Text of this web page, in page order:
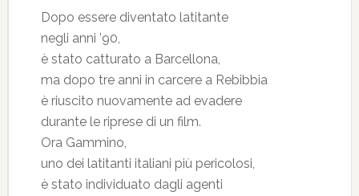
Dopo essere diventato latitante
negli anni ’90,
è stato catturato a Barcellona,
ma dopo tre anni in carcere a Rebibbia
è riuscito nuovamente ad evadere
durante le riprese di un film.
Ora Gammino,
uno dei latitanti italiani più pericolosi,
è stato individuato dagli agenti